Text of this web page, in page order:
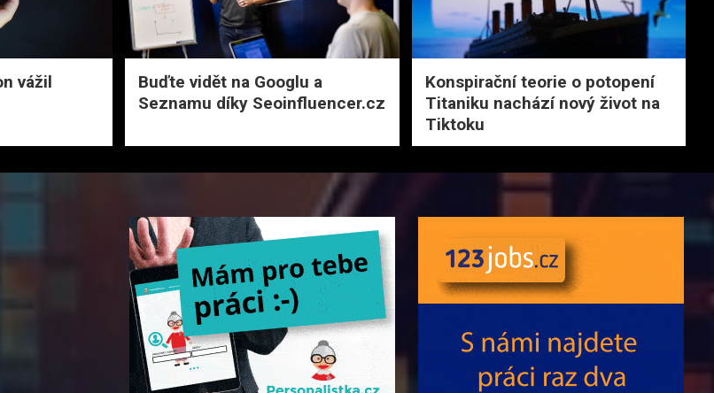
vážil
Buďte vidět na Googlu a
Seznamu díky Seoinfluencer.cz
Konspirační teorie o potopení
Titaniku nachází nový život na
Tiktoku